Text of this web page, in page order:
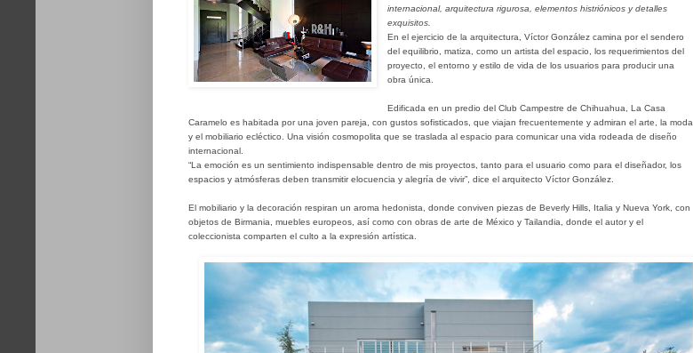
internacional, arquitectura rigurosa, elementos histriónicos y detalles
exquisitos.
En el ejercicio de la arquitectura, Víctor González camina por el sendero
del equilibrio, matiza, como un artista del espacio, los requerimientos del
proyecto, el entorno y estilo de vida de los usuarios para producir una
obra única.
Edificada en un predio del Club Campestre de Chihuahua, La Casa
Caramelo es habitada por una joven pareja, con gustos sofisticados, que viajan frecuentemente y admiran el arte, la moda
y el mobiliario ecléctico. Una visión cosmopolita que se traslada al espacio para comunicar una vida rodeada de diseño
internacional.
“La emoción es un sentimiento indispensable dentro de mis proyectos, tanto para el usuario como para el diseñador, los
espacios y atmósferas deben transmitir elocuencia y alegría de vivir”, dice el arquitecto Víctor González.
El mobiliario y la decoración respiran un aroma hedonista, donde conviven piezas de Beverly Hills, Italia y Nueva York, con
objetos de Birmania, muebles europeos, así como con obras de arte de México y Tailandia, donde el autor y el
coleccionista comparten el culto a la expresión artística.